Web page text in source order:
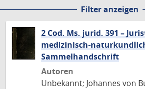
Filter anzeigen
2 Cod. Ms. jurid. 391 –
medizinisch-
Sammelhandschrift
Autoren
Unbekannt; Johannes von